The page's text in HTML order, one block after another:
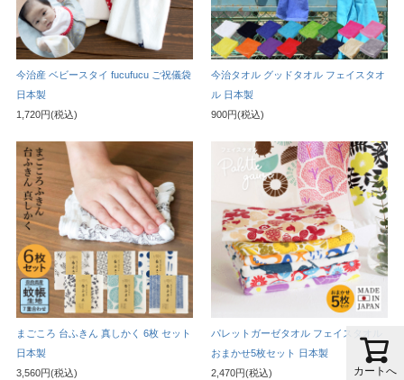
今治産 ベビースタイ fucufucu ご祝儀袋
日本製
1,720円(税込)
今治タオル グッドタオル フェイスタオ
ル 日本製
900円(税込)
まごころ 台ふきん 真しかく 6枚 セット
日本製
3,560円(税込)
パレットガーゼタオル フェイスタオル
おまかせ5枚セット 日本製
2,470円(税込)
カートへ